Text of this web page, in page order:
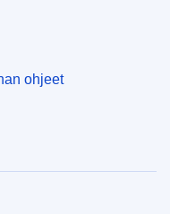
ohjeet